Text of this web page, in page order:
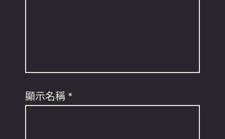
顯示名稱 *